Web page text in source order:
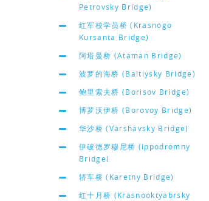
Petrovsky Bridge)
红军校学员桥 (Krasnogo
Kursanta Bridge)
阿塔曼桥 (Ataman Bridge)
波罗的海桥 (Baltiysky Bridge)
鲍里索夫桥 (Borisov Bridge)
博罗沃伊桥 (Borovoy Bridge)
华沙桥 (Varshavsky Bridge)
伊破德罗穆尼桥 (Ippodromny
Bridge)
轿车桥 (Karetny Bridge)
红十月桥 (Krasnooktyabrsky